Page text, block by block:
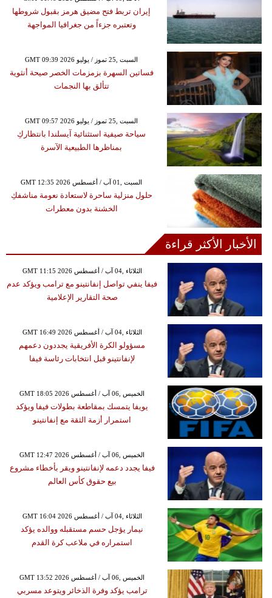
إيران تربط فتح مضيق هرمز بقبول شروطها
وتعتبره جزءاً من جغرافيا المواجهة
GMT 09:39 2026 السبت ,25 تموز / يوليو
فساتين السهرة بزمزمات الخصر صيحة أنثوية
تتألق بها النجمات
GMT 09:57 2026 السبت ,25 تموز / يوليو
سياحة صيفية استثنائية آيسلندا بانتظاركِ
بمناظرها الطبيعية الآسرة
GMT 12:35 2026 السبت ,01 آب / أغسطس
حلول منزلية ساحرة لاستعادة نعومة مناشفكِ
الخشنة بدون معطرات
الأخبار الأكثر قراءة
GMT 11:15 2026 الثلاثاء ,04 آب / أغسطس
فيفا ينفي تواصل إنفانتينو مع ترامب ويؤكد عدم
صحة التقارير الإعلامية
GMT 16:49 2026 الثلاثاء ,04 آب / أغسطس
مسؤولو الكرة الأفريقية يجددون دعمهم
لإنفانتينو قبل انتخابات رئاسة فيفا
GMT 18:05 2026 الخميس ,06 آب / أغسطس
يويفا يتمسك بمقاطعة بطولات فيفا ويؤكد
استمرار أزمة الثقة مع إنفانتينو
GMT 12:47 2026 الخميس ,06 آب / أغسطس
فيفا يجدد دعمه لإنفانتينو ويقر بأخطاء مشروع
بيع حقوق كأس العالم
GMT 16:04 2026 الثلاثاء ,04 آب / أغسطس
نيمار يؤجل حسم مستقبله ووالده يؤكد
استمراره في ملاعب كرة القدم
GMT 13:52 2026 الخميس ,06 آب / أغسطس
ترامب يؤكد وفرة الذخائر ويتوعد مسربي